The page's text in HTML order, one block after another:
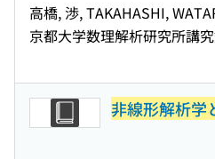
高橋, 渉, TAKAHASHI,
京都大学数理解析研究所講
非線形解析学